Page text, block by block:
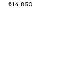
₺14.850